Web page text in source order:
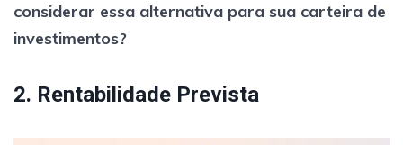
considerar essa alternativa para sua carteira de
investimentos?
2. Rentabilidade Prevista